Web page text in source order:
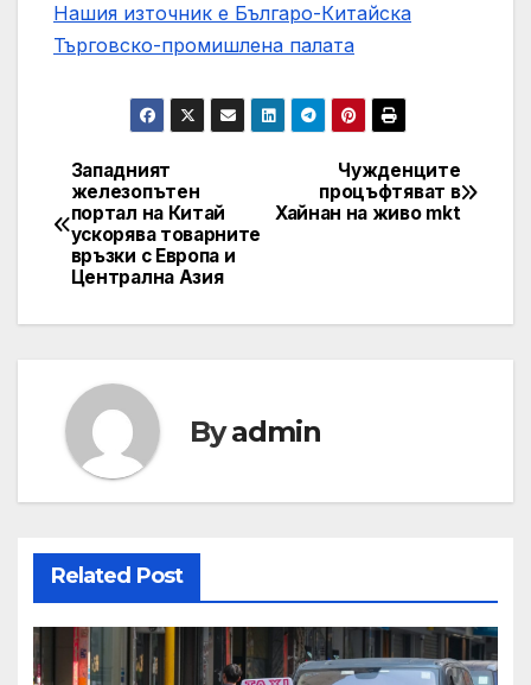
Нашия източник е Българо-Китайска
Търговско-промишлена палaта
Post
navigation
Чужденците
процъфтяват в
Хайнан на живо mkt
Западният
железопътен
портал на Китай
ускорява товарните
връзки с Европа и
Централна Азия
Byadmin
Related Post